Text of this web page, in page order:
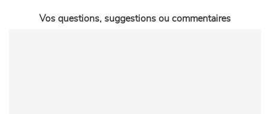
Vos questions, suggestions ou commentaires